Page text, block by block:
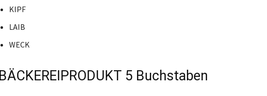
KIPF
LAIB
WECK
BÄCKEREIPRODUKT 5 Buchstaben